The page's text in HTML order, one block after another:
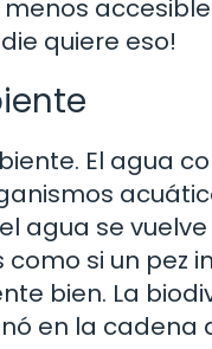
quiere eso!
El agua
agua se
si un pez
bien. La
en la cadena